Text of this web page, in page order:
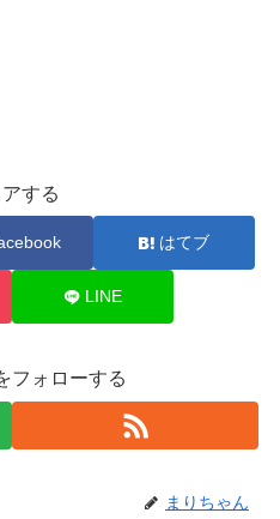
する
はてブ
LINE
フォローする
まりちゃん